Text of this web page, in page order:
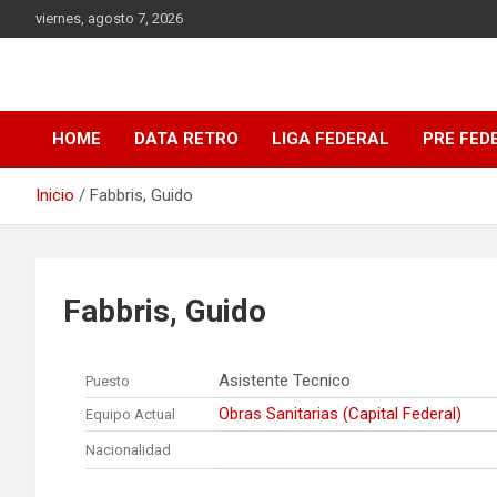
al
viernes, agosto 7, 2026
DATA Basquet
HOME DATA RETRO LIGA FEDERAL PRE
Inicio Fabbris, Guido
Fabbris, Guido
Puesto Asistente Tecnico
Equipo Actual Obras Sanitarias (Capital Federal)
Nacionalidad